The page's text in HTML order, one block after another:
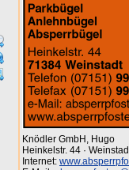
Knödler GmbH, Hugo
Heinkelstr. 44 ·
Internet: